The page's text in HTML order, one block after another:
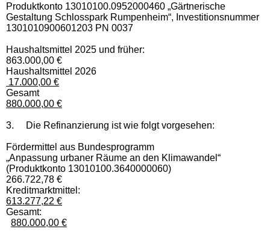
Produktkonto 13010100.0952000460 „Gärtnerische
Gestaltung Schlosspark Rumpenheim“, Investitionsnummer
1301010900601203 PN 0037
Haushaltsmittel 2025 und früher:
863.000,00 €
Haushaltsmittel 2026
17.000,00 €
Gesamt
880.000,00 €
3. Die Refinanzierung ist wie folgt vorgesehen:
Fördermittel aus Bundesprogramm
„Anpassung urbaner Räume an den Klimawandel“
(Produktkonto 13010100.3640000060)
266.722,78 €
Kreditmarktmittel:
613.277,22 €
Gesamt:
880.000,00 €